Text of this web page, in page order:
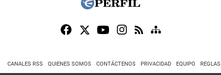
CANALES RSS QUIENES SOMOS CONTÁCTENOS PRIVACIDAD EQUIPO